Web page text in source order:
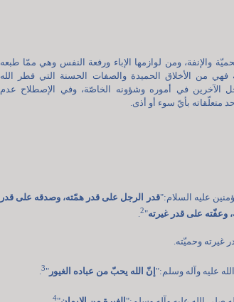
والإنفة، ومن لوازمها الإباء ورفعة النفس وهي ممّا طبعه
فهي من الأخلاق الحميدة والصفات الحسنة التي فطر الله
الآخرين في أموره وشؤونه الخاصّة، وفي الإصطلاح عدم
متعلّقاته بأيّ سوء أو أذى.
عليه السلام:"قدر الرجل على قدر همّته، وصدقه على قدر
وعفّته على قدر غيرته"
2
.
غيرته وحميّته.
عليه وآله وسلم:" إنّ الله يحبّ من عباده الغيور "
3
4